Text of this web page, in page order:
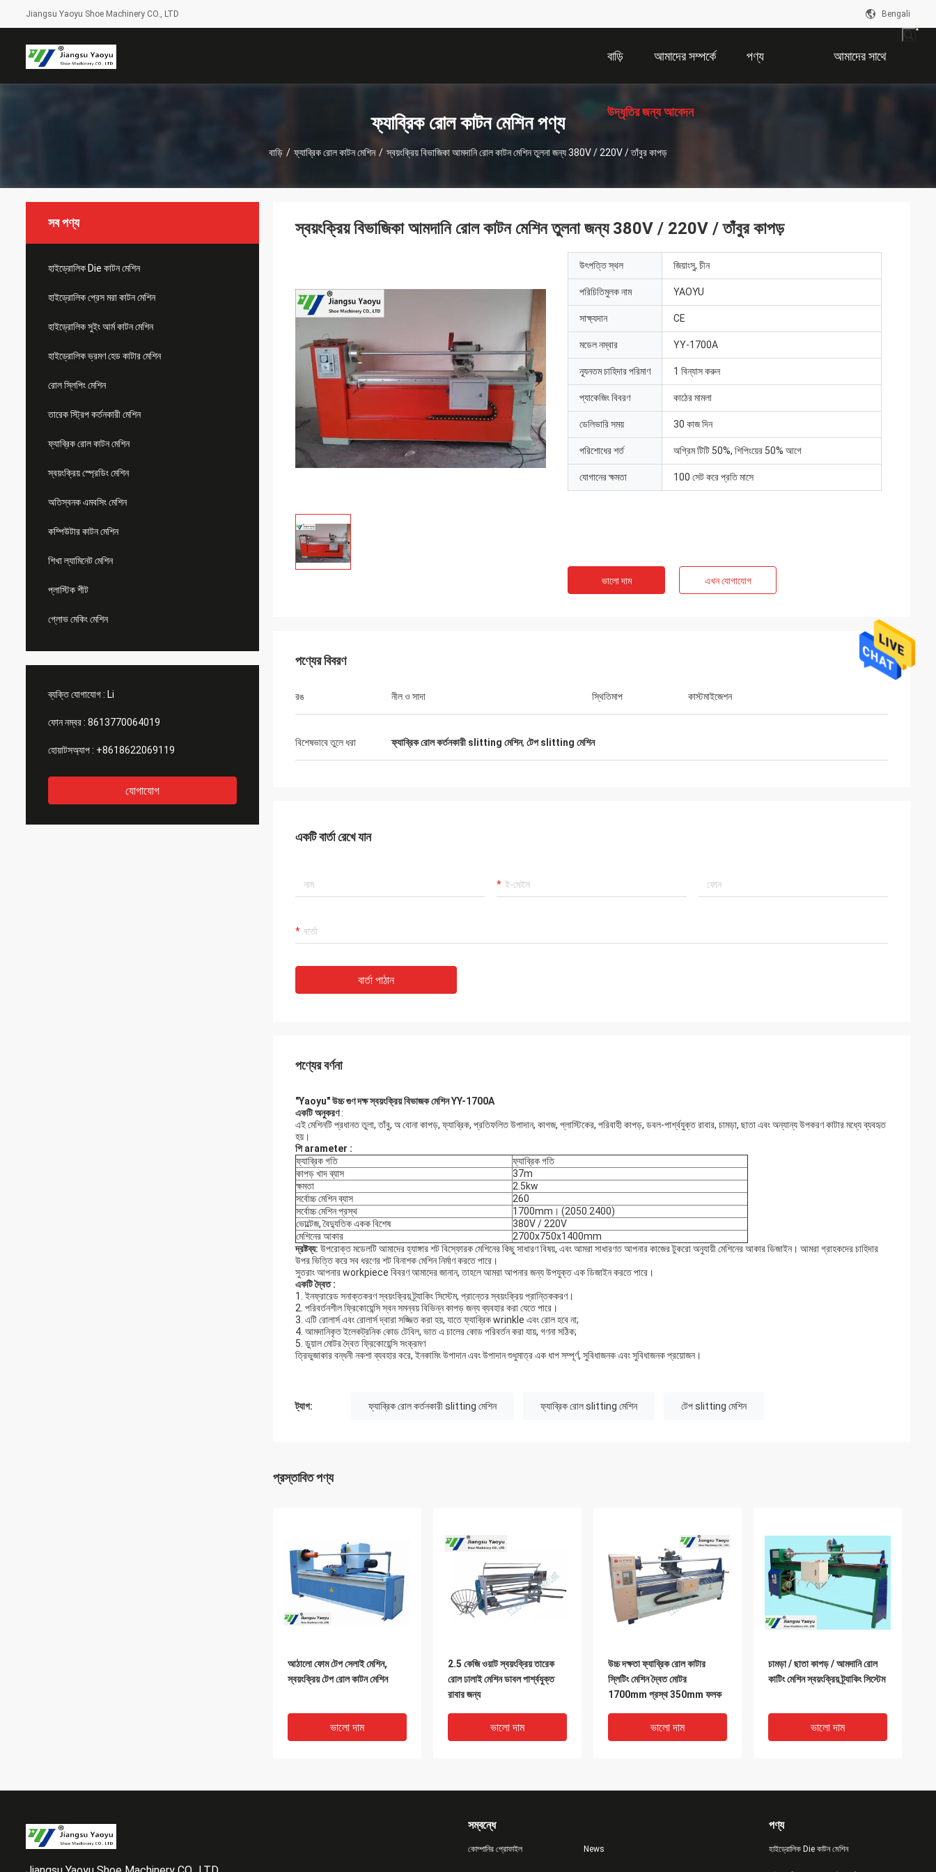
Jiangsu Yaoyu Shoe Machinery CO., LTD Bengali
বাড়ি আমাদের সম্পর্কে পণ্য আমাদের সাথে
যোগাযোগ করুন
উদ্ধৃতির জন্য আবেদন
ফ্যাব্রিক রোল কাটন মেশিন পণ্য
বাড়ি / ফ্যাব্রিক রোল কাটন মেশিন / স্বয়ংক্রিয় বিভাজিকা আমদানি রোল কাটন মেশিন তুলনা জন্য 380V / 220V / তাঁবুর কাপড়
সব পণ্য
হাইড্রোলিক Die কাটন মেশিন
হাইড্রোলিক প্রেস মরা কাটন মেশিন
হাইড্রোলিক সুইং আর্ম কাটন মেশিন
হাইড্রোলিক ভ্রমণ হেড কাটার মেশিন
রোল স্লিপিং মেশিন
তারেক স্ট্রিপ কর্তনকারী মেশিন
ফ্যাব্রিক রোল কাটন মেশিন
স্বয়ংক্রিয় স্প্রেডিং মেশিন
অতিস্বনক এমবসিং মেশিন
কম্পিউটার কাটন মেশিন
শিখা ল্যামিনেট মেশিন
প্লাস্টিক শীট
গ্লোভ মেকিং মেশিন
ব্যক্তি যোগাযোগ : Li
ফোন নম্বর : 8613770064019
হোয়াটসঅ্যাপ : +8618622069119
যোগাযোগ
স্বয়ংক্রিয় বিভাজিকা আমদানি রোল কাটন মেশিন তুলনা জন্য 380V / 220V / তাঁবুর কাপড়
উৎপত্তি স্থল জিয়াংসু, চীন
পরিচিতিমুলক নাম YAOYU
সাক্ষ্যদান CE
মডেল নম্বার YY-1700A
ন্যূনতম চাহিদার পরিমাণ 1 বিন্যাস করুন
প্যাকেজিং বিবরণ কাঠের মামলা
ডেলিভারি সময় 30 কাজ দিন
পরিশোধের শর্ত অগ্রিম টিটি 50%, শিপিংয়ের 50% আগে
যোগানের ক্ষমতা 100 সেট করে প্রতি মাসে
ভালো দাম এখন যোগাযোগ
পণ্যের বিবরণ
রঙ নীল ও সাদা স্থিতিমাপ কাস্টমাইজেশন
বিশেষভাবে তুলে ধরা ফ্যাব্রিক রোল কর্তনকারী slitting মেশিন, টেপ slitting মেশিন
একটি বার্তা রেখে যান
বার্তা পাঠান
পণ্যের বর্ণনা
"Yaoyu" উচ্চ গুণ দক্ষস্বয়ংক্রিয় বিভাজক মেশিন YY-1700A
একটিঅনুকরণ:
এই মেশিনটি প্রধানত তুলা, তাঁবু, অ বোনা কাপড়, ফ্যাব্রিক, প্রতিফলিত উপাদান, কাগজ, প্লাস্টিকের, পরিবাহী কাপড়, ডবল-পার্শ্বযুক্ত রাবার, চামড়া, ছাতা এবং অন্যান্য উপকরণ কাটার মধ্যে ব্যবহৃত
হয়।
পি arameter :
ফ্যাব্রিক গতি
ফ্যাব্রিক গতি
কাপড় খাদ ব্যাস
37m
ক্ষমতা
2.5kw
সর্বোচ্চ মেশিন ব্যাস
260
সর্বোচ্চ মেশিন প্রস্থ
1700mm। (2050.2400)
ভোল্টেজ, বৈদ্যুতিক একক বিশেষ
380V / 220V
মেশিনের আকার
2700х750х1400mm
দ্রষ্টব্য: উপরোক্ত মডেলটি আমাদের হ্যাঙ্গার শট বিস্ফোরক মেশিনের কিছু সাধারণ বিষয়, এবং আমরা সাধারণত আপনার কাজের টুকরো অনুযায়ী মেশিনের আকার ডিজাইন। আমরা গ্রাহকদের চাহিদার
উপর ভিত্তি করে সব ধরণের শট বিনাশক মেশিন নির্মাণ করতে পারে।
সুতরাং আপনার workpiece বিবরণ আমাদের জানান, তাহলে আমরা আপনার জন্য উপযুক্ত এক ডিজাইন করতে পারে।
একটিদ্বৈত :
1. ইনফ্রারেড সনাক্তকরণ স্বয়ংক্রিয় ট্র্যাকিং সিস্টেম, প্রান্তের স্বয়ংক্রিয় প্রান্তিককরণ।
2. পরিবর্তনশীল ফ্রিকোয়েন্সি স্বন সমন্বয় বিভিন্ন কাপড় জন্য ব্যবহার করা যেতে পারে।
3. এটি রোলার্স এবং রোলার্স দ্বারা সজ্জিত করা হয়, যাতে ফ্যাব্রিক wrinkle এবং রোল হবে না;
4. আমদানিকৃত ইলেকট্রনিক কোড টেবিল, ভাত এ চালের কোড পরিবর্তন করা যায়, গণনা সঠিক;
5. ডুয়াল মোটর দ্বৈত ফ্রিকোয়েন্সি সংক্রমণ
ত্রিভুজাকার বন্ধনী নকশা ব্যবহার করে, ইনকামিং উপাদান এবং উপাদান শুধুমাত্র এক ধাপ সম্পূর্ণ, সুবিধাজনক এবং সুবিধাজনক প্রয়োজন।
ট্যাগ: ফ্যাব্রিক রোল কর্তনকারী slitting মেশিন ফ্যাব্রিক রোল slitting মেশিন টেপ slitting মেশিন
প্রস্তাবিত পণ্য
আঠালো ফোম টেপ সেলাই মেশিন,
স্বয়ংক্রিয় টেপ রোল কাটন মেশিন
ভালো দাম
2.5 কেজি ওয়াট স্বয়ংক্রিয় তারেক
রোল ঢালাই মেশিন ডাবল পার্শ্বযুক্ত
রাবার জন্য
ভালো দাম
উচ্চ দক্ষতা ফ্যাব্রিক রোল কাটার
স্লিটিং মেশিন দ্বৈত মোটর
1700mm প্রস্থ 350mm ফলক
ভালো দাম
চামড়া / ছাতা কাপড় / আমদানি রোল
কাটিং মেশিন স্বয়ংক্রিয় ট্র্যাকিং সিস্টেম
ভালো দাম
সম্বন্ধে
কোম্পানির প্রোফাইল News
পণ্য
হাইড্রোলিক Die কাটন মেশিন